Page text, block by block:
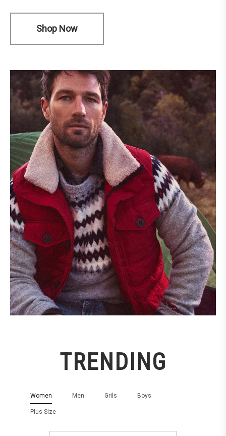
Shop Now
TRENDING
Women Men Grils Boys
Plus Size